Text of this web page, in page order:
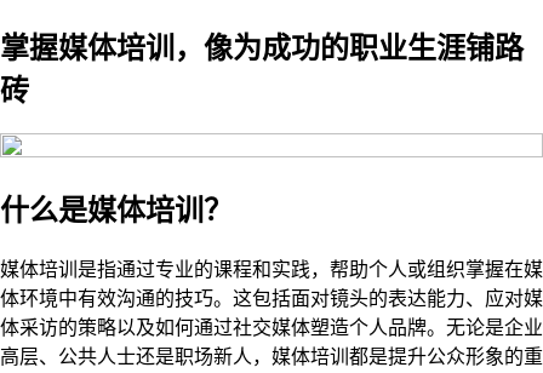
掌握媒体培训，像为成功的职业生涯铺路
砖
什么是媒体培训？
媒体培训是指通过专业的课程和实践，帮助个人或组织掌握在媒
体环境中有效沟通的技巧。这包括面对镜头的表达能力、应对媒
体采访的策略以及如何通过社交媒体塑造个人品牌。无论是企业
高层、公共人士还是职场新人，媒体培训都是提升公众形象的重